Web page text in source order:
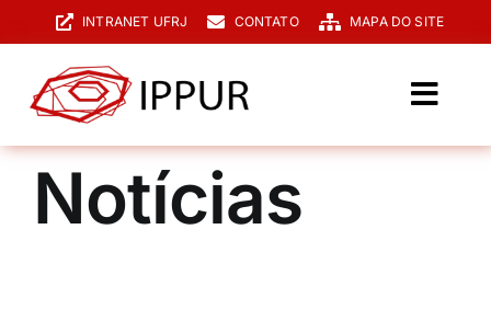
para
conteúdo
INTRANET UFRJ CONTATO MAPA DO SITE
O IPPUR
Graduação
Notícias